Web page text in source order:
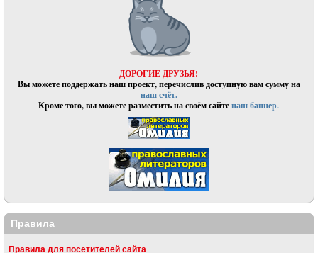
ДОРОГИЕ ДРУЗЬЯ!
Вы можете поддержать наш проект, перечислив доступную вам сумму на
наш счёт.
Кроме того, вы можете разместить на своём сайтенаш баннер.
Правила
Правила для посетителей сайта